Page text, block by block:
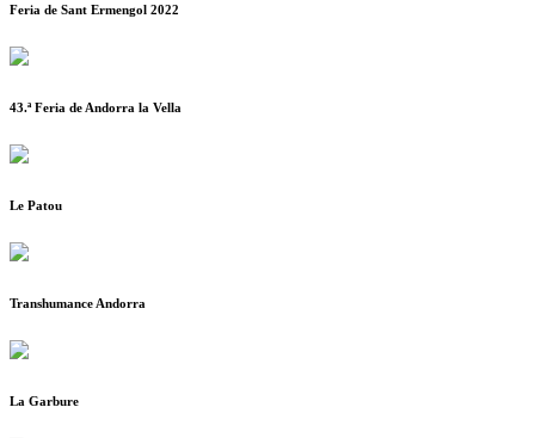
Feria de Sant Ermengol 2022
43.ª Feria de Andorra la Vella
Le Patou
Transhumance Andorra
La Garbure